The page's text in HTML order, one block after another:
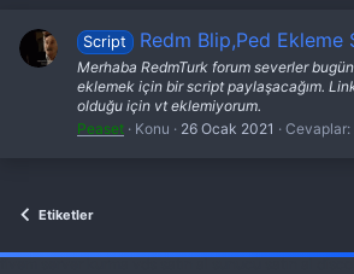
Script Redm Blip,Ped Ekleme
Merhaba RedmTurk forum severler
eklemek için bir script paylaşacağım.
olduğu için vt eklemiyorum.
Peaset
Konu 26 Ocak 2021 Cevaplar:
Etiketler